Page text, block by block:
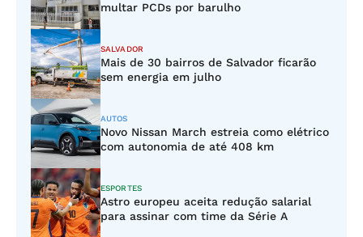
multar PCDs por barulho
SALVADOR
Mais de 30 bairros de Salvador ficarão
sem energia em julho
AUTOS
Novo Nissan March estreia como elétrico
com autonomia de até 408 km
ESPORTES
Astro europeu aceita redução salarial
para assinar com time da Série A